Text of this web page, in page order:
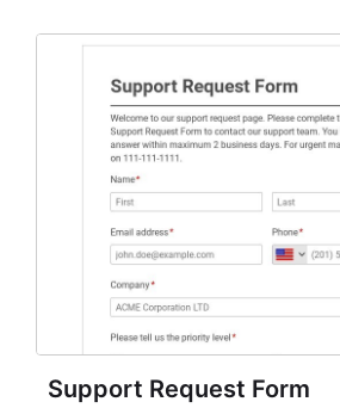
Support Request Form